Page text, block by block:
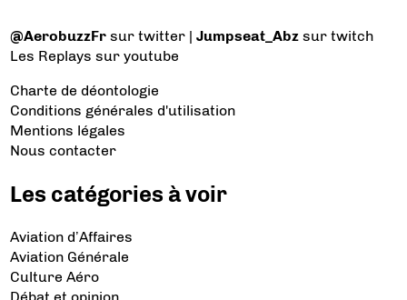
@AerobuzzFr sur twitter |Jumpseat_Abz sur twitch
Les Replays sur youtube
Charte de déontologie
Conditions générales d'utilisation
Mentions légales
Nous contacter
Les catégories à voir
Aviation d’Affaires
Aviation Générale
Culture Aéro